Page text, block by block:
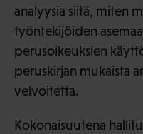
analyysia siitä, miten
työntekijöiden
perusoikeuksien
peruskirjan mukaista
velvoitetta.
Kokonaisuutena